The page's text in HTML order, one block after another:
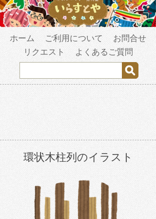
ホーム ご利用について
お問合せ
リクエスト
よくあるご質問
環状木柱列のイラスト